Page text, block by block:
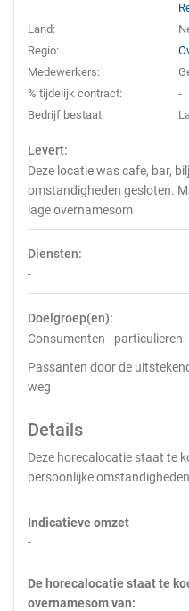
Land:
Regio:
Medewerkers:
% tijdelijk contract:
-
Bedrijf bestaat:
Levert:
Deze locatie was cafe, bar,
omstandigheden gesloten.
lage overnamesom
Diensten:
-
Doelgroep(en):
Consumenten - particulieren
Passanten door de
weg
Details
Deze horecalocatie staat te
persoonlijke omstandigheden
Indicatieve omzet
-
De horecalocatie staat te
overnamesom van: